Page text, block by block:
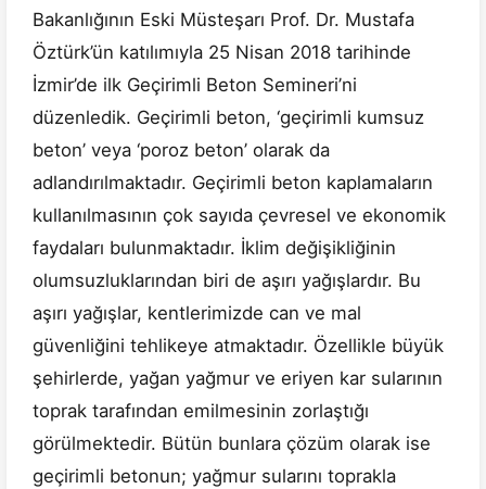
Bakanlığının Eski Müsteşarı Prof. Dr. Mustafa
Öztürk’ün katılımıyla 25 Nisan 2018 tarihinde
İzmir’de ilk Geçirimli Beton Semineri’ni
düzenledik. Geçirimli beton, ‘geçirimli kumsuz
beton’ veya ‘poroz beton’ olarak da
adlandırılmaktadır. Geçirimli beton kaplamaların
kullanılmasının çok sayıda çevresel ve ekonomik
faydaları bulunmaktadır. İklim değişikliğinin
olumsuzluklarından biri de aşırı yağışlardır. Bu
aşırı yağışlar, kentlerimizde can ve mal
güvenliğini tehlikeye atmaktadır. Özellikle büyük
şehirlerde, yağan yağmur ve eriyen kar sularının
toprak tarafından emilmesinin zorlaştığı
görülmektedir. Bütün bunlara çözüm olarak ise
geçirimli betonun; yağmur sularını toprakla